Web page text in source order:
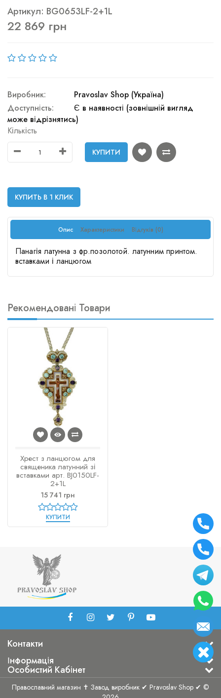
Артикул: BG0653LF-2+1L
22 869 грн
Виробник:
Pravoslav Shop (Україна)
Доступність:
Є в наявності (зовнішній вигляд
може відрізнятись)
Кількість
КУПИТИ
КУПИТЬ В 1 КЛИК
Опис Характеристики Відгуків (0)
Панагія латунна з фр.позолотой. латунним принтом.
вставками і ланцюгом
Рекомендовані Товари
Хрест з ланцюгом для
священика латунний зі
вставками арт. BJ0150LF-
2+1L
15 741 грн
КУПИТИ
Контакти
Інформація
Особистий Кабінет
Православний магазин ✝ Завод виробник ✔ Pravoslav Shop ✔ ©